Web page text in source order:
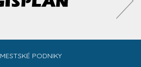
MESTSKÉ PODNIKY